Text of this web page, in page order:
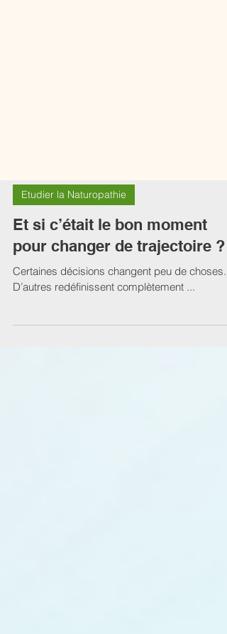
Etudier la Naturopathie
Et si c’était le bon moment
pour changer de trajectoire ?
Certaines décisions changent peu de choses.